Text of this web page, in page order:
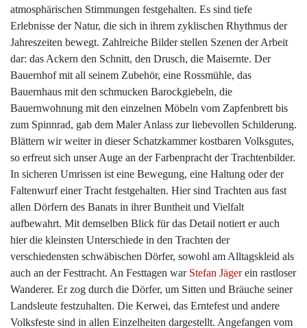
atmosphärischen Stimmungen festgehalten. Es sind tiefe
Erlebnisse der Natur, die sich in ihrem zyklischen Rhythmus der
Jahreszeiten bewegt. Zahlreiche Bilder stellen Szenen der Arbeit
dar: das Ackern den Schnitt, den Drusch, die Maisernte. Der
Bauernhof mit all seinem Zubehör, eine Rossmühle, das
Bauernhaus mit den schmucken Barockgiebeln, die
Bauernwohnung mit den einzelnen Möbeln vom Zapfenbrett bis
zum Spinnrad, gab dem Maler Anlass zur liebevollen Schilderung.
Blättern wir weiter in dieser Schatzkammer kostbaren Volksgutes,
so erfreut sich unser Auge an der Farbenpracht der Trachtenbilder.
In sicheren Umrissen ist eine Bewegung, eine Haltung oder der
Faltenwurf einer Tracht festgehalten. Hier sind Trachten aus fast
allen Dörfern des Banats in ihrer Buntheit und Vielfalt
aufbewahrt. Mit demselben Blick für das Detail notiert er auch
hier die kleinsten Unterschiede in den Trachten der
verschiedensten schwäbischen Dörfer, sowohl am Alltagskleid als
auch an der Festtracht. An Festtagen war Stefan Jägerein rastloser
Wanderer. Er zog durch die Dörfer, um Sitten und Bräuche seiner
Landsleute festzuhalten. Die Kerwei, das Erntefest und andere
Volksfeste sind in allen Einzelheiten dargestellt. Angefangen vom